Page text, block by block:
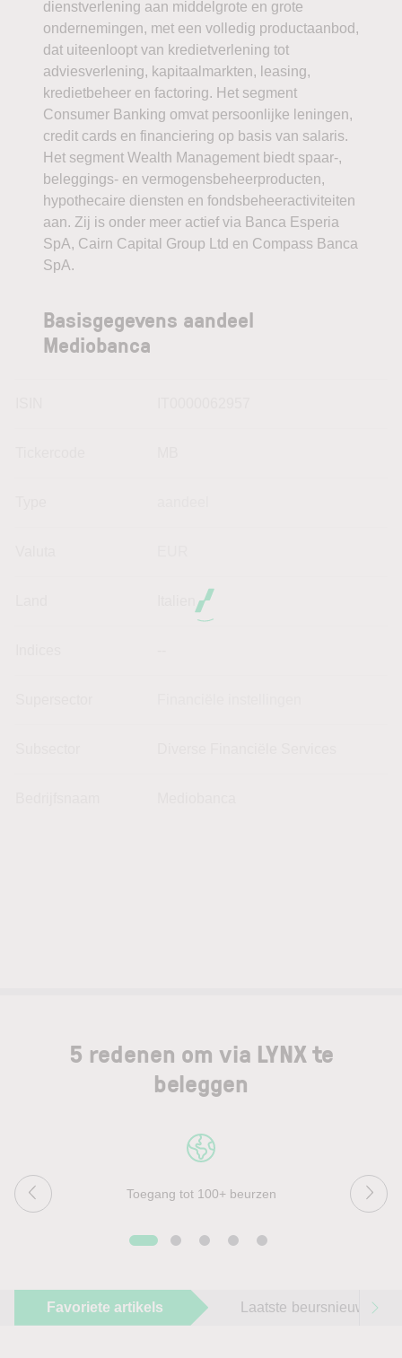
dienstverlening aan middelgrote en grote
ondernemingen, met een volledig productaanbod,
dat uiteenloopt van kredietverlening tot
adviesverlening, kapitaalmarkten, leasing,
kredietbeheer en factoring. Het segment
Consumer Banking omvat persoonlijke leningen,
credit cards en financiering op basis van salaris.
Het segment Wealth Management biedt spaar-,
beleggings- en vermogensbeheerproducten,
hypothecaire diensten en fondsbeheeractiviteiten
aan. Zij is onder meer actief via Banca Esperia
SpA, Cairn Capital Group Ltd en Compass Banca
SpA.
Basisgegevens aandeel
Mediobanca
5 redenen om via LYNX te
beleggen
Toegang tot 100+ beurzen
Favoriete artikels Laatste beursnieuws